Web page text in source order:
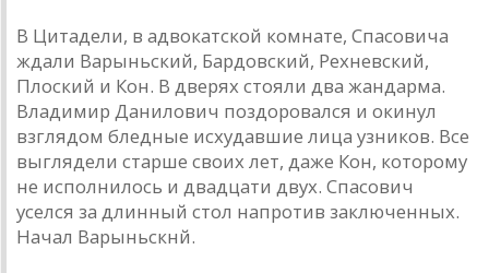
В Цитадели, в адвокатской комнате, Спасовича
ждали Варыньский, Бардовский, Рехневский,
Плоский и Кон. В дверях стояли два жандарма.
Владимир Данилович поздоровался и окинул
взглядом бледные исхудавшие лица узников. Все
выглядели старше своих лет, даже Кон, которому
не исполнилось и двадцати двух. Спасович
уселся за длинный стол напротив заключенных.
Начал Варыньскнй.